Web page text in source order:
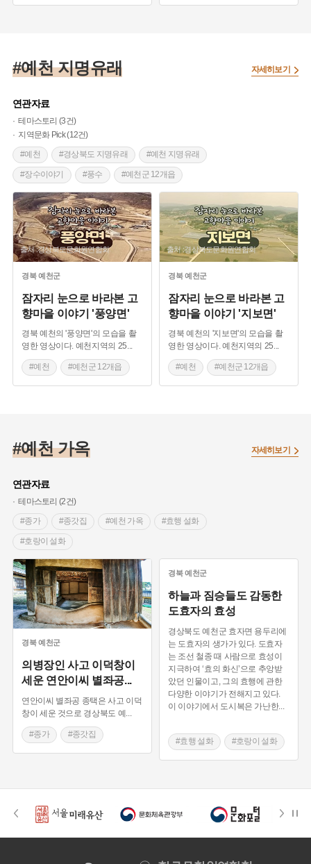
#예천 가볼만한곳 #예천 가볼만한곳
#예천 지명유래
연관자료
테마스토리 (3건)
지역문화 Pick (12건)
#예천
#경상북도 지명유래 #예천 지명유래
#장수이야기 #풍수 #예천군 12개읍
#면 이야기 #마을 구술채록 #경북 예천
자세히보기
출처 :경상북도문화원연합회
경북예천군
잠자리 눈으로 바라본 고
향마을 이야기 '풍양면'
경북 예천의 '풍양면'의 모습을 촬
영한 영상이다. 예천지역의 25...
#예천 #예천군 12개읍
#면 이야기
#경북 예천
출처 :경상북도문화원연합회
경북예천군
잠자리 눈으로 바라본 고
향마을 이야기 '지보면'
경북 예천의 '지보면'의 모습을 촬
영한 영상이다. 예천지역의 25...
#예천 #예천군 12개읍
#면 이야기
#예천 가옥
연관자료
테마스토리 (2건)
#종가
#종갓집 #예천 가옥 #효행 설화
#호랑이 설화
자세히보기
경북예천군
의병장인 사고 이덕창이
세운 연안이씨 별좌공...
연안이씨 별좌공 종택은 사고 이덕
창이 세운 것으로 경상북도 예 ...
#종가 #종갓집
#예천 가옥
경북예천군
하늘과 짐승들도 감동한
도효자의 효성
경상북도 예천군 효자면 용두리에
는 도효자의 생가가 있다. 도효자
는 조선 철종 때 사람으로 효성이
지극하여 ‘효의 화신’으로 추앙받
았던 인물이고, 그의 효행에 관한
다양한 이야기가 전해지고 있다.
이 이야기에서 도시복은 가난한...
#효행 설화 #호랑이 설화
#예천 가옥